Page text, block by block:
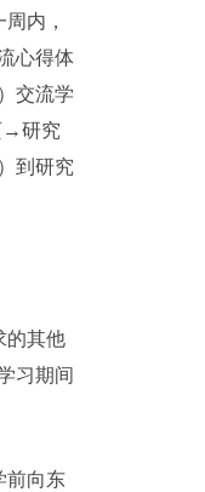
内，
心得体
交流学
→研究
到研究
的其他
习期间
前向东